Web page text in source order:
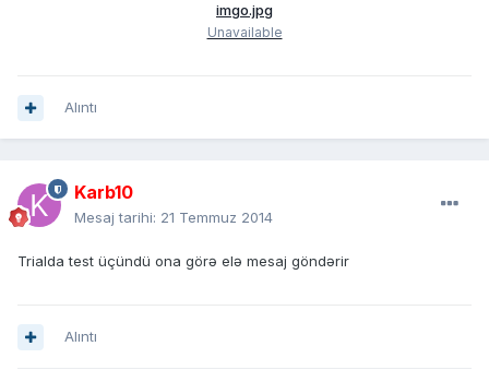
imgo.jpg
Unavailable
Alıntı
Karb10
Mesaj tarihi: 21 Temmuz 2014
Trialda test üçündü ona görə elə mesaj göndərir
Alıntı